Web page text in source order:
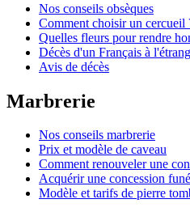
Nos conseils obsèques
Comment choisir un cercueil
Quelles fleurs pour rendre
Décès d'un Français à
Avis de décès
Marbrerie
Nos conseils marbrerie
Prix et modèle de caveau
Comment renouveler une
Acquérir une concession
Modèle et tarifs de pierre